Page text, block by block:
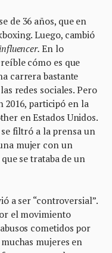
de 36 años, que en
Luego, cambió
influencer. En lo
cómo es que
carrera bastante
redes sociales. Pero
2016, participó en la
en Estados Unidos.
filtró a la prensa un
mujer con un
se trataba de un
a ser “controversial”.
el movimiento
cometidos por
mujeres en